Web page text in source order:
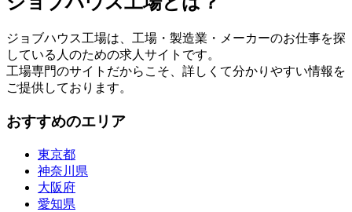
ジョブハウス工場は、工場・製造業・メーカーのお仕事を探
している人のための求人サイトです。
工場専門のサイトだからこそ、詳しくて分かりやすい情報を
ご提供しております。
おすすめのエリア
東京都
神奈川県
大阪府
愛知県